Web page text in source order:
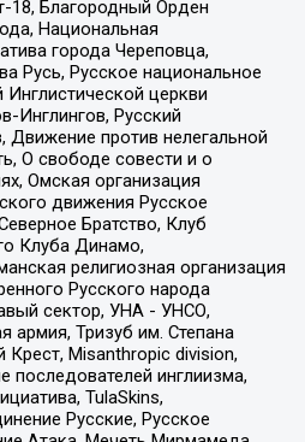
18, Благородный Орден
Национальная
города Череповца,
Русь, Русское национальное
церкви
Инглингов, Русский
против нелегальной
О свободе совести и о
Омская организация
движения Русское
Братство, Клуб
Клуба Динамо,
религиозная организация
Русского народа
сектор, УНА - УНСО,
армия, Тризуб им. Степана
Misanthropic division,
последователей инглиизма,
TulaSkins,
Русские, Русское